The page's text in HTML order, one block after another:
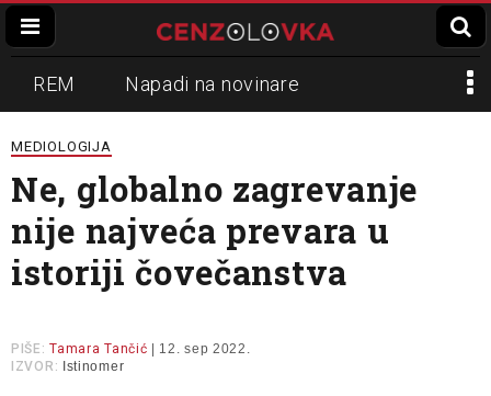
REM Napadi na novinare
Zvučni top
Propaganda Lokalni mediji
Informer Slavko Ćuruvija
MEDIOLOGIJA
Ne, globalno zagrevanje
nije najveća prevara u
istoriji čovečanstva
PIŠE: Tamara Tančić | 12. sep 2022.
IZVOR:
Istinomer